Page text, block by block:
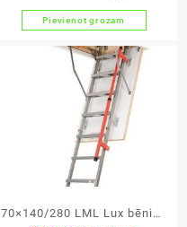
Pievienot grozam
70×140/280 LML Lux bēniņu